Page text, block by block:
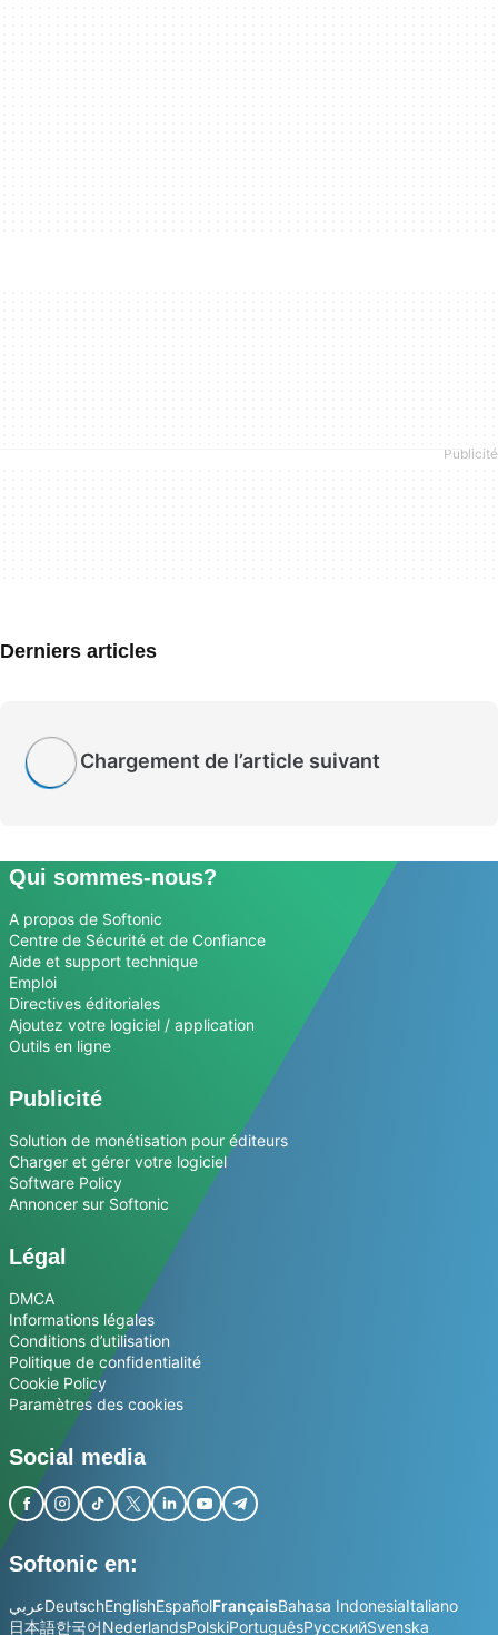
Derniers articles
Chargement de l’article suivant
Qui sommes-nous?
A propos de Softonic
Centre de Sécurité et de Confiance
Aide et support technique
Emploi
Directives éditoriales
Ajoutez votre logiciel / application
Outils en ligne
Publicité
Solution de monétisation pour éditeurs
Charger et gérer votre logiciel
Software Policy
Annoncer sur Softonic
Légal
DMCA
Informations légales
Conditions d’utilisation
Politique de confidentialité
Cookie Policy
Paramètres des cookies
Social media
Softonic en:
عربيDeutschEnglishEspañolFrançaisBahasa IndonesiaItaliano
日本語한국어NederlandsPolskiPortuguêsРусскийSvenska